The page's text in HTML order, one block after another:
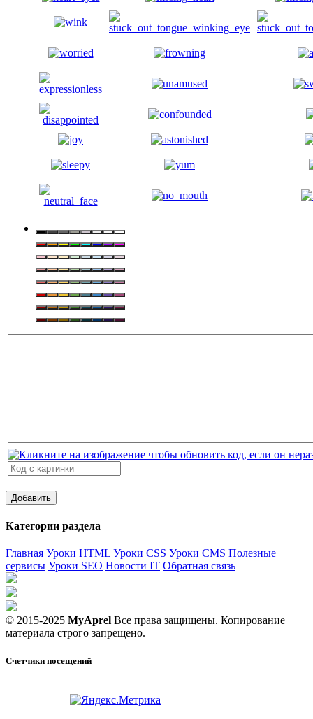
Категории раздела
Главная Уроки HTML Уроки CSS Уроки CMS Полезные
сервисы Уроки SEO Новости IT Обратная связь
© 2015-2025 MyAprel Все права защищены. Копирование
материала строго запрещено.
Счетчики посещений